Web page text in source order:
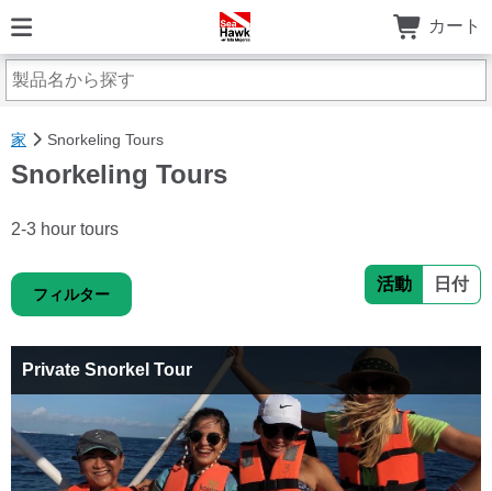
カート
家 Snorkeling Tours
Snorkeling Tours
2-3 hour tours
フィルター
活動 日付
Private Snorkel Tour